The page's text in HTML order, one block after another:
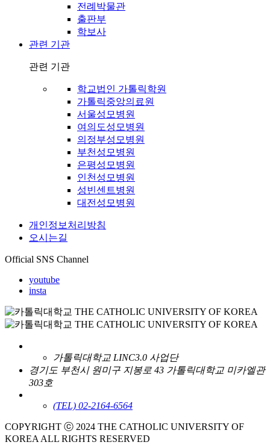
전례박물관
출판부
학보사
관련 기관
관련 기관
학교법인 가톨릭학원
가톨릭중앙의료원
서울성모병원
여의도성모병원
의정부성모병원
부천성모병원
은평성모병원
인천성모병원
성빈센트병원
대전성모병원
개인정보처리방침
오시는길
Official SNS Channel
youtube
insta
가톨릭대학교 LINC3.0 사업단
경기도 부천시 원미구 지봉로 43 가톨릭대학교 미카엘관
303호
(TEL) 02-2164-6564
COPYRIGHT ⓒ 2024 THE CATHOLIC UNIVERSITY OF
KOREA ALL RIGHTS RESERVED